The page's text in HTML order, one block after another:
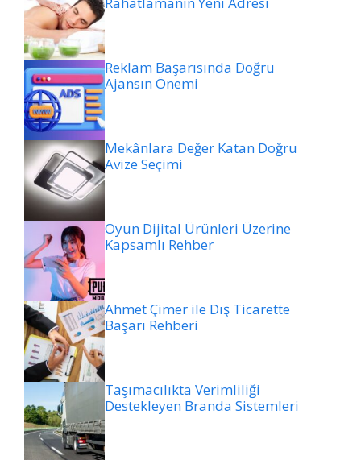
Reklam Başarısında Doğru
Ajansın Önemi
Mekânlara Değer Katan Doğru
Avize Seçimi
Oyun Dijital Ürünleri Üzerine
Kapsamlı Rehber
Ahmet Çimer ile Dış Ticarette
Başarı Rehberi
Taşımacılıkta Verimliliği
Destekleyen Branda Sistemleri